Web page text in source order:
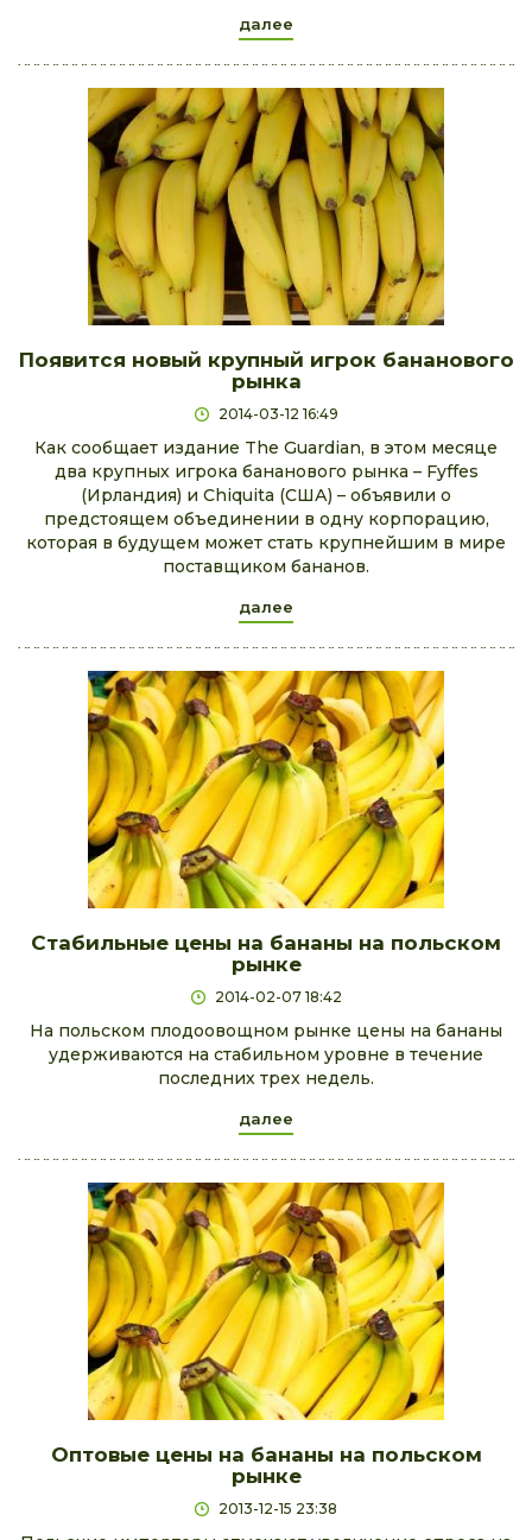
далее
Появится новый крупный игрок бананового
рынка
2014-03-12 16:49
Как сообщает издание The Guardian, в этом месяце
два крупных игрока бананового рынка – Fyffes
(Ирландия) и Chiquita (США) – объявили о
предстоящем объединении в одну корпорацию,
которая в будущем может стать крупнейшим в мире
поставщиком бананов.
далее
Стабильные цены на бананы на польском
рынке
2014-02-07 18:42
На польском плодоовощном рынке цены на бананы
удерживаются на стабильном уровне в течение
последних трех недель.
далее
Оптовые цены на бананы на польском
рынке
2013-12-15 23:38